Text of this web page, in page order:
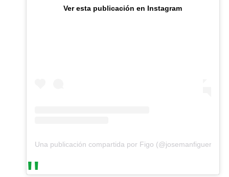
Ver esta publicación en Instagram
Una publicación compartida por Figo (@josemanfigueroa)